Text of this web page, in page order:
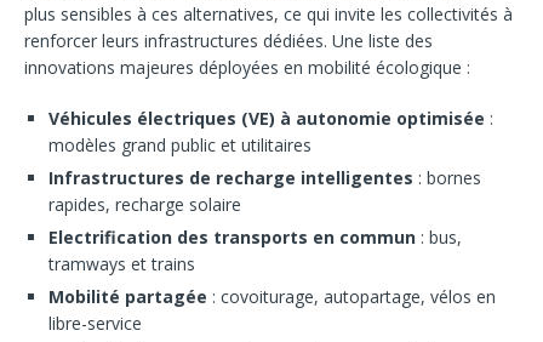
plus sensibles à ces alternatives, ce qui invite les collectivités à
renforcer leurs infrastructures dédiées. Une liste des
innovations majeures déployées en mobilité écologique :
Véhicules électriques (VE) à autonomie optimisée :
modèles grand public et utilitaires
Infrastructures de recharge intelligentes : bornes
rapides, recharge solaire
Electrification des transports en commun : bus,
tramways et trains
Mobilité partagée : covoiturage, autopartage, vélos en
libre-service